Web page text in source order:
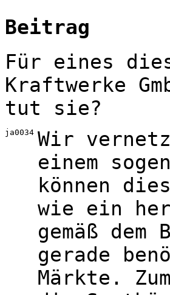
Beitrag
Für eines
Kraftwerke
tut sie?
ja0034 Wir
einem
können
wie ein
gemäß
gerade
Märkte.